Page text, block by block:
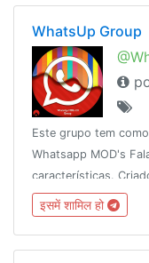
WhatsUp Group
Este grupo tem
Whatsapp MOD's
características.
@WhatsUp_Mod
इसमें शामिल हो